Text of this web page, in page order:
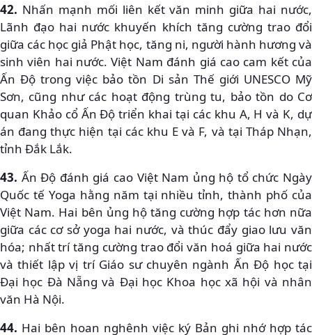
42. Nhấn mạnh mối liên kết văn minh giữa hai nước,
Lãnh đạo hai nước khuyến khích tăng cường trao đổi
giữa các học giả Phật học, tăng ni, người hành hương và
sinh viên hai nước. Việt Nam đánh giá cao cam kết của
Ấn Độ trong việc bảo tồn Di sản Thế giới UNESCO Mỹ
Sơn, cũng như các hoạt động trùng tu, bảo tồn do Cơ
quan Khảo cổ Ấn Độ triển khai tại các khu A, H và K, dự
án đang thực hiện tại các khu E và F, và tại Tháp Nhạn,
tỉnh Đắk Lắk.
43. Ấn Độ đánh giá cao Việt Nam ủng hộ tổ chức Ngày
Quốc tế Yoga hằng năm tại nhiều tỉnh, thành phố của
Việt Nam. Hai bên ủng hộ tăng cường hợp tác hơn nữa
giữa các cơ sở yoga hai nước, và thúc đẩy giao lưu văn
hóa; nhất trí tăng cường trao đổi văn hoá giữa hai nước
và thiết lập vị trí Giáo sư chuyên ngành Ấn Độ học tại
Đại học Đà Nẵng và Đại học Khoa học xã hội và nhân
văn Hà Nội.
44. Hai bên hoan nghênh việc ký Bản ghi nhớ hợp tác